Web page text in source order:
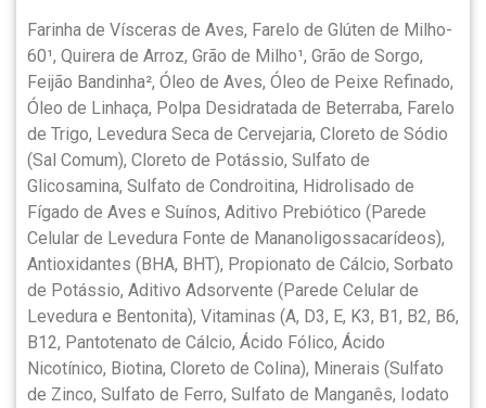
Farinha de Vísceras de Aves, Farelo de Glúten de Milho-
60¹, Quirera de Arroz, Grão de Milho¹, Grão de Sorgo,
Feijão Bandinha², Óleo de Aves, Óleo de Peixe Refinado,
Óleo de Linhaça, Polpa Desidratada de Beterraba, Farelo
de Trigo, Levedura Seca de Cervejaria, Cloreto de Sódio
(Sal Comum), Cloreto de Potássio, Sulfato de
Glicosamina, Sulfato de Condroitina, Hidrolisado de
Fígado de Aves e Suínos, Aditivo Prebiótico (Parede
Celular de Levedura Fonte de Mananoligossacarídeos),
Antioxidantes (BHA, BHT), Propionato de Cálcio, Sorbato
de Potássio, Aditivo Adsorvente (Parede Celular de
Levedura e Bentonita), Vitaminas (A, D3, E, K3, B1, B2, B6,
B12, Pantotenato de Cálcio, Ácido Fólico, Ácido
Nicotínico, Biotina, Cloreto de Colina), Minerais (Sulfato
de Zinco, Sulfato de Ferro, Sulfato de Manganês, Iodato